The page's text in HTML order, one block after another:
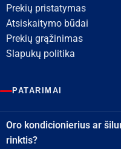
Prekių pristatymas
Atsiskaitymo būdai
Prekių grąžinimas
Slapukų politika
PATARIMAI
Oro kondicionierius ar
rinktis?